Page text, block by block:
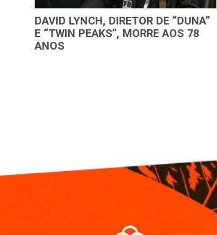
DAVID LYNCH, DIRETOR DE “DUNA”
E “TWIN PEAKS”, MORRE AOS 78
ANOS